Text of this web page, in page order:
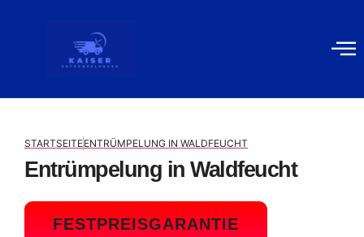
STARTSEITEENTRÜMPELUNG IN WALDFEUCHT
Entrümpelung in Waldfeucht
FESTPREISGARANTIE